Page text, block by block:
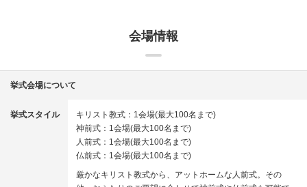
会場情報
挙式会場について
挙式スタイル
キリスト教式：1会場(最大100名まで)
神前式：1会場(最大100名まで)
人前式：1会場(最大100名まで)
仏前式：1会場(最大100名まで)
厳かなキリスト教式から、アットホームな人前式。その